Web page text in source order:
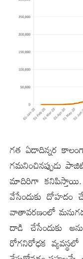
గత ఏడాదిన్నర
గమనించినప్పుడు
మాదిరిగా
వేసేందుకు
వాతావరణంలో
దాడి చేసేందుకు
రోగనిరోధక